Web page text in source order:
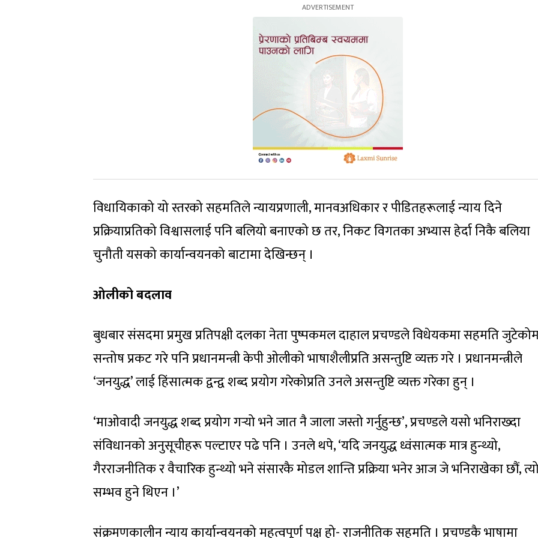
विधायिकाको यो स्तरको सहमतिले न्यायप्रणाली, मानवअधिकार र पीडितहरूलाई न्याय दिने
प्रक्रियाप्रतिको विश्वासलाई पनि बलियो बनाएको छ तर, निकट विगतका अभ्यास हेर्दा निकै बलिया
चुनौती यसको कार्यान्वयनको बाटामा देखिन्छन् ।
ओलीको बदलाव
बुधबार संसदमा प्रमुख प्रतिपक्षी दलका नेता पुष्पकमल दाहाल प्रचण्डले विधेयकमा सहमति
सन्तोष प्रकट गरे पनि प्रधानमन्त्री केपी ओलीको भाषाशैलीप्रति असन्तुष्टि व्यक्त गरे । प्रधानमन्त्रीले
‘जनयुद्ध’ लाई हिंसात्मक द्वन्द्व शब्द प्रयोग गरेकोप्रति उनले असन्तुष्टि व्यक्त गरेका हुन् ।
‘माओवादी जनयुद्ध शब्द प्रयोग गर्‍यो भने जात नै जाला जस्तो गर्नुहुन्छ’, प्रचण्डले यसो भनिराख्दा
संविधानको अनुसूचीहरू पल्टाएर पढे पनि । उनले थपे, ‘यदि जनयुद्ध ध्वंसात्मक मात्र हुन्थ्यो,
गैरराजनीतिक र वैचारिक हुन्थ्यो भने संसारकै मोडल शान्ति प्रक्रिया भनेर आज जे भनिराखेका छौं,
सम्भव हुने थिएन ।’
संक्रमणकालीन न्याय कार्यान्वयनको महत्वपूर्ण पक्ष हो- राजनीतिक सहमति । प्रचण्डकै भाषामा